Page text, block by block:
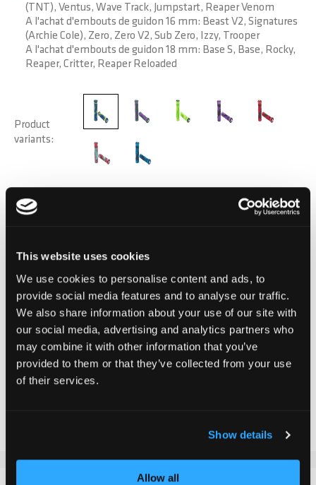
This website uses cookies
We use cookies to personalise content and ads, to
provide social media features and to analyse our traffic.
We also share information about your use of our site with
our social media, advertising and analytics partners who
may combine it with other information that you’ve
provided to them or that they’ve collected from your use
of their services.
Show details
Allow all
(TNT), Ventus, Wave Track, Jumpstart, Reaper Venom
A l'achat d'embouts de guidon 16 mm: Beast V2, Signatures
(Archie Cole), Zero, Zero V2, Sub Zero, Izzy, Trooper
A l'achat d'embouts de guidon 18 mm: Base S, Base, Rocky,
Reaper, Critter, Reaper Reloaded
Product
variants
Commandez aujourd'hui avant 13h00.
24,90 CHF
TVA incluse, Hors frais de port
Ajouter au panier